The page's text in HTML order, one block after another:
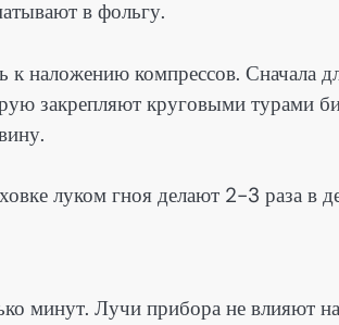
в фольгу.
наложению компрессов. Сначала
закрепляют круговыми турами
луком гноя делают 2-3 раза в
минут. Лучи прибора не влияют